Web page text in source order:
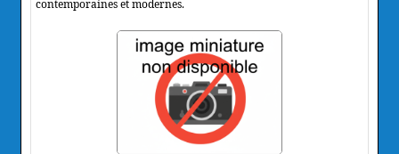
contemporaines et modernes.